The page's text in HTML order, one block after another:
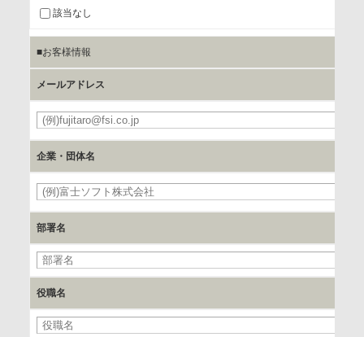
情報を提供するため
b.第三者に提供される個人データの項目
郵便番号、住所、電話番号、FAX番号、メールアドレス
c.第三者への提供の手段または手法
d.提供先および管理者
当社とイベント/セミナーを共同で開催する企業/団体
e.個人情報取り扱いに関する契約
を行います。
該当なし
■お客様情報
メールアドレス
企業・団体名
部署名
役職名